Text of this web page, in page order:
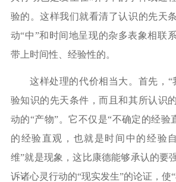
验的。这样我们就看清了认识的先天
动“中”和时间地呈现的杂多表象相联
带上时间性、经验性的。
这样处理的代价相当大。首先， “
验知识的先天条件，而且和其所认识
动的“产物”。它不仅是“不确定的经验
的经验直观，也就是时间中的经验
维”就是现象，这比康德能够承认的要
诉诸心灵行动的“现实发生”的论证，使